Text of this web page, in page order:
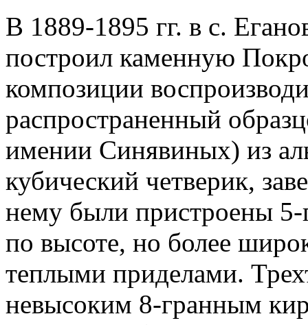
В 1889-1895 гг. в с.
построил каменную
композиции
распространенный
имении Синявиных) из
кубический четверик,
нему были пристроены 5-
по высоте, но более
теплыми приделами.
невысоким 8-гранным